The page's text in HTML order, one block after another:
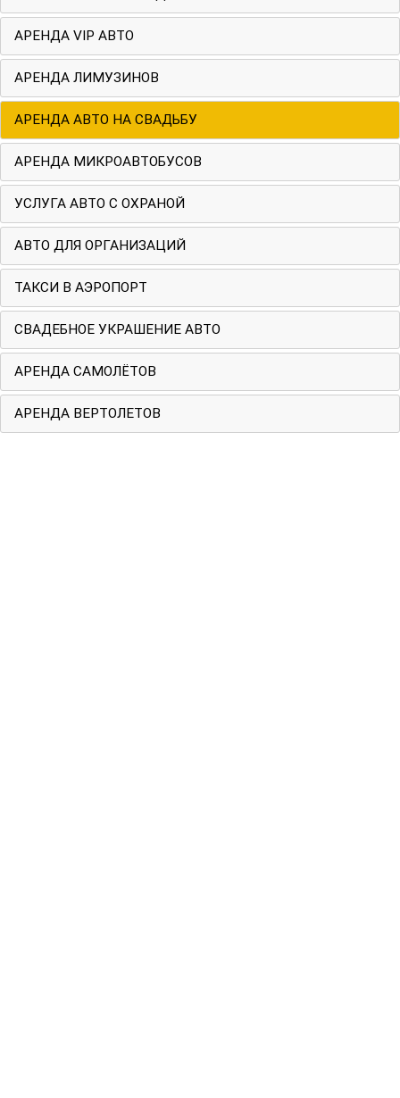
АРЕНДА VIP АВТО
АРЕНДА ЛИМУЗИНОВ
АРЕНДА АВТО НА СВАДЬБУ
АРЕНДА МИКРОАВТОБУСОВ
УСЛУГА АВТО С ОХРАНОЙ
АВТО ДЛЯ ОРГАНИЗАЦИЙ
ТАКСИ В АЭРОПОРТ
СВАДЕБНОЕ УКРАШЕНИЕ АВТО
АРЕНДА САМОЛЁТОВ
АРЕНДА ВЕРТОЛЕТОВ